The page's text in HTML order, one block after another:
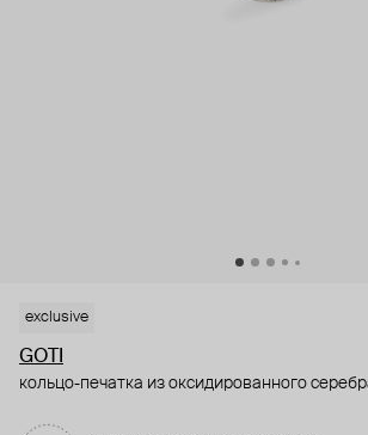
exclusive
GOTI
кольцо-печатка из оксидированного